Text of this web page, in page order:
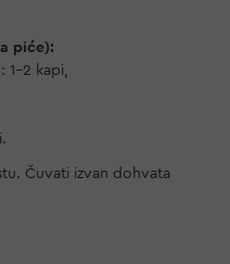
piće):
1-2 kapi,
Čuvati izvan dohvata